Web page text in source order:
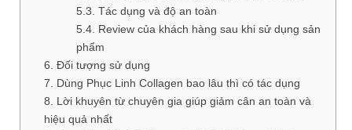
Kiến
thức
bệnh
Dược
5.3. Tác dụng và độ an toàn
5.4. Review của khách hàng sau khi sử dụng sản
phẩm
6. Đối tượng sử dụng
7. Dùng Phục Linh Collagen bao lâu thì có tác dụng
8. Lời khuyên từ chuyên gia giúp giảm cân an toàn và
hiệu quả nhất